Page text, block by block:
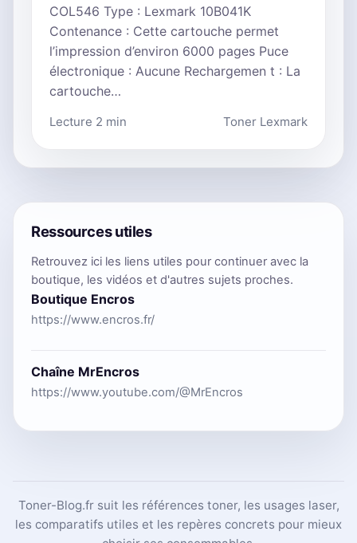
COL546 Type : Lexmark 10B041K
Contenance : Cette cartouche permet
l’impression d’environ 6000 pages Puce
électronique : Aucune Rechargemen t : La
cartouche…
Lecture 2 min Toner Lexmark
Ressources utiles
Retrouvez ici les liens utiles pour continuer avec la
boutique, les vidéos et d'autres sujets proches.
Boutique Encros
https://www.encros.fr/
Chaîne MrEncros
https://www.youtube.com/@MrEncros
Toner-Blog.fr suit les références toner, les usages laser,
les comparatifs utiles et les repères concrets pour mieux